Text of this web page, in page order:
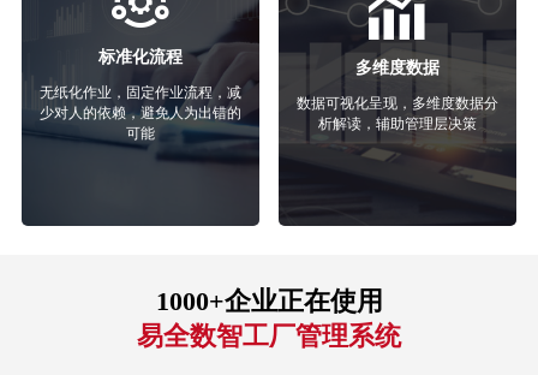
标准化流程
无纸化作业，固定作业流程，减
少对人的依赖，避免人为出错的
可能
多维度数据
数据可视化呈现，多维度数据分
析解读，辅助管理层决策
1000+企业正在使用
易全数智工厂管理系统